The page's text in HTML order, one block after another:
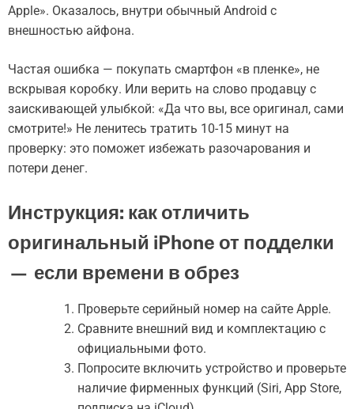
Apple». Оказалось, внутри обычный Android с
внешностью айфона.
Частая ошибка — покупать смартфон «в пленке», не
вскрывая коробку. Или верить на слово продавцу с
заискивающей улыбкой: «Да что вы, все оригинал, сами
смотрите!» Не ленитесь тратить 10-15 минут на
проверку: это поможет избежать разочарования и
потери денег.
Инструкция: как отличить
оригинальный iPhone от подделки
— если времени в обрез
Проверьте серийный номер на сайте Apple.
Сравните внешний вид и комплектацию с
официальными фото.
Попросите включить устройство и проверьте
наличие фирменных функций (Siri, App Store,